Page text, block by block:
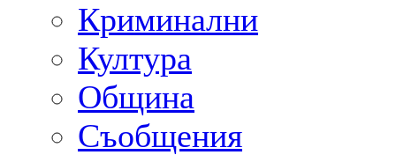
Криминални
Култура
Община
Съобщения